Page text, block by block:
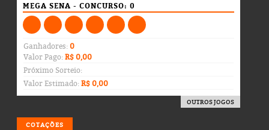
MEGA SENA - CONCURSO: 0
Ganhadores:0
Valor Pago:R$ 0,00
Próximo Sorteio:
Valor Estimado:R$ 0,00
OUTROS JOGOS
COTAÇÕES